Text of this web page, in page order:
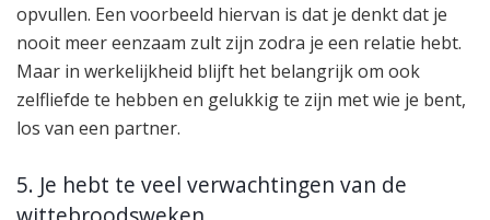
opvullen. Een voorbeeld hiervan is dat je denkt dat je
nooit meer eenzaam zult zijn zodra je een relatie hebt.
Maar in werkelijkheid blijft het belangrijk om ook
zelfliefde te hebben en gelukkig te zijn met wie je bent,
los van een partner.
5. Je hebt te veel verwachtingen van de